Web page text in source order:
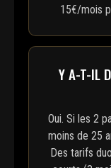
15€/mois
Y A-T-IL
Oui. Si les 2
moins de 25
Des tarifs